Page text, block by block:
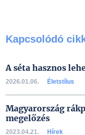
Kapcsolódó
A séta hasznos
2026.01.06. Életstílus
Magyarország
megelőzés
2023.04.21. Hírek